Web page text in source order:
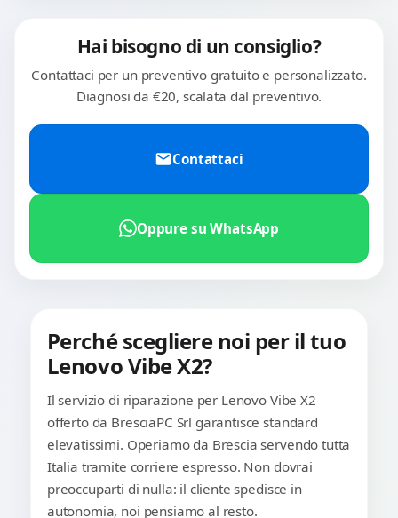
Hai bisogno di un consiglio?
Contattaci per un preventivo gratuito e personalizzato.
Diagnosi da €20, scalata dal preventivo.
Contattaci
Oppure su WhatsApp
Perché scegliere noi per il tuo
Lenovo Vibe X2?
Il servizio di riparazione per Lenovo Vibe X2
offerto da BresciaPC Srl garantisce standard
elevatissimi. Operiamo da Brescia servendo tutta
Italia tramite corriere espresso. Non dovrai
preoccuparti di nulla: il cliente spedisce in
autonomia, noi pensiamo al resto.